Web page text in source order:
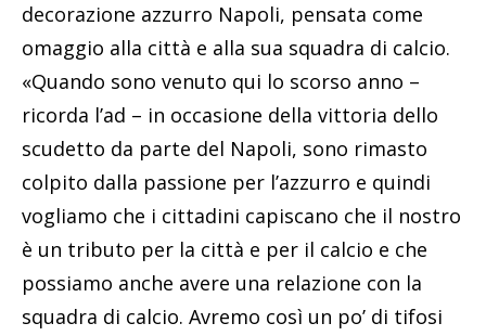
decorazione azzurro Napoli, pensata come
omaggio alla città e alla sua squadra di calcio.
«Quando sono venuto qui lo scorso anno –
ricorda l’ad – in occasione della vittoria dello
scudetto da parte del Napoli, sono rimasto
colpito dalla passione per l’azzurro e quindi
vogliamo che i cittadini capiscano che il nostro
è un tributo per la città e per il calcio e che
possiamo anche avere una relazione con la
squadra di calcio. Avremo così un po’ di tifosi